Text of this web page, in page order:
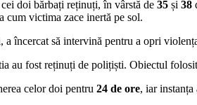
doi bărbați reținuți, în vârstă de 35 și 38
cum victima zace inertă pe sol.
a încercat să intervină pentru a opri
au fost reținuți de polițiști. Obiectul
celor doi pentru 24 de ore, iar instanța